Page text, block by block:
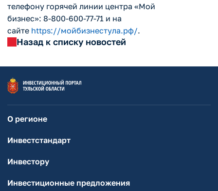
телефону горячей линии центра «Мой
бизнес»: 8-800-600-77-71 и на
сайте https://мойбизнестула.рф/.
Назад к списку новостей
О регионе
Инвестстандарт
Инвестору
Инвестиционные предложения